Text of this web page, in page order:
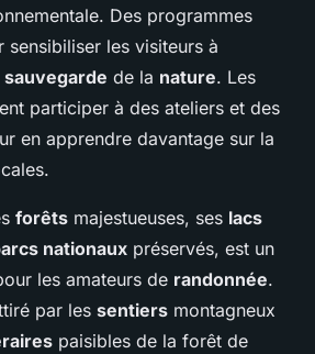
Des programmes
sensibiliser les visiteurs à
sauvegarde de la nature. Les
participer à des ateliers et des
en apprendre davantage sur la
forêts majestueuses, ses lacs
nationaux préservés, est un
les amateurs de randonnée.
par les sentiers montagneux
paisibles de la forêt de